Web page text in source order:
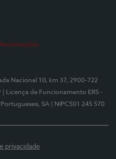
Nacional 10, km 37, 2900-722
| Licença de Funcionamento ERS -
SA | NIPC501 245 570
privacidade